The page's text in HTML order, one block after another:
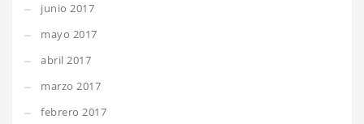
junio 2017
mayo 2017
abril 2017
marzo 2017
febrero 2017